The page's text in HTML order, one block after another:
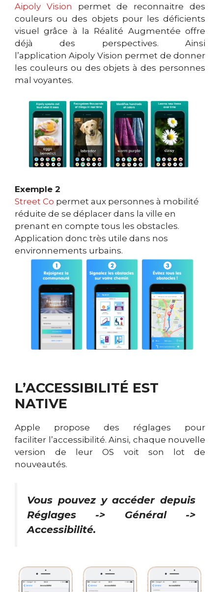
Aipoly Vision permet de reconnaitre des
couleurs ou des objets pour les déficients
visuel grâce à la Réalité Augmentée offre
déjà des perspectives. Ainsi
l’application Aipoly Vision permet de donner
les couleurs ou des objets à des personnes
mal voyantes.
Exemple 2
Street Co permet aux personnes à mobilité
réduite de se déplacer dans la ville en
prenant en compte tous les obstacles.
Application donc très utile dans nos
environnements urbains.
L’ACCESSIBILITÉ EST
NATIVE
Apple propose des réglages pour
faciliter l’accessibilité. Ainsi, chaque nouvelle
version de leur OS voit son lot de
nouveautés.
Vous pouvez y accéder depuis
Réglages -> Général ->
Accessibilité.